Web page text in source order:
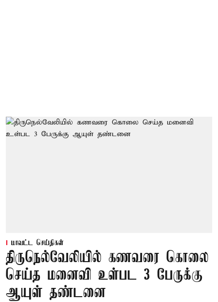
மாவட்ட செய்திகள்
திருநெல்வேலியில் கணவரை கொலை
செய்த மனைவி உள்பட 3 பேருக்கு
ஆயுள் தண்டனை